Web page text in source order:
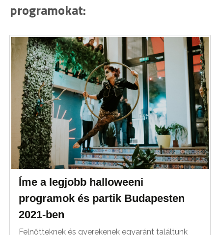
programokat:
Íme a legjobb halloweeni
programok és partik Budapesten
2021-ben
Felnőtteknek és gyerekenek egyaránt találtunk